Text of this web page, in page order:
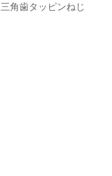
三角歯タッピンねじ